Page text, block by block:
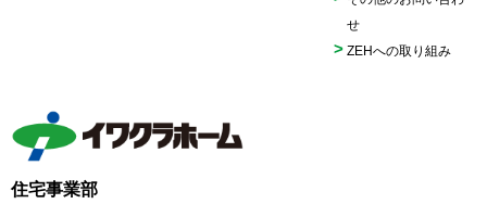
せ
ZEHへの取り組み
住宅事業部